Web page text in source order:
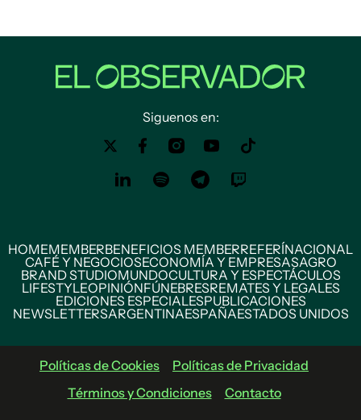
Siguenos en:
HOMEMEMBERBENEFICIOS MEMBERREFERÍNACIONAL
CAFÉ Y NEGOCIOSECONOMÍA Y EMPRESASAGRO
BRAND STUDIOMUNDOCULTURA Y ESPECTÁCULOS
LIFESTYLEOPINIÓNFÚNEBRESREMATES Y LEGALES
EDICIONES ESPECIALESPUBLICACIONES
NEWSLETTERSARGENTINAESPAÑAESTADOS UNIDOS
Políticas de Cookies
Políticas de Privacidad
Términos y Condiciones
Contacto